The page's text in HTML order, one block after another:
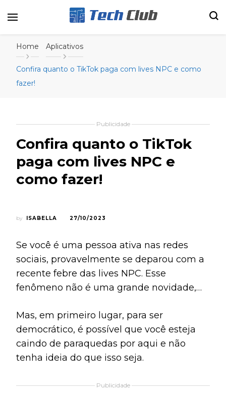
Canal Tech
Home
Aplicativos
Confira quanto o TikTok paga com lives NPC e como
fazer!
Publicidade
Confira quanto o TikTok
paga com lives NPC e
como fazer!
by ISABELLA 27/10/2023
Se você é uma pessoa ativa nas redes
sociais, provavelmente se deparou com a
recente febre das lives NPC. Esse
fenômeno não é uma grande novidade,
semanas. Por algumas razões, como a
atuação peculiar das pessoas durante as
transmissões e, claro, por ter se tornado
algo rentável a usuários.
Mas, em primeiro lugar, para ser
democrático, é possível que você esteja
caindo de paraquedas por aqui e não
tenha ideia do que isso seja.
Publicidade